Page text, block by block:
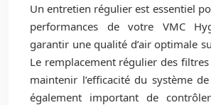
Un entretien régulier est essentiel
performances de votre VMC
garantir une qualité d’air optimale
Le remplacement régulier des
maintenir l’efficacité du système
également important de